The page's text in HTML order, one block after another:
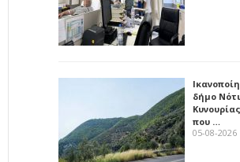
δήμο
που …
05-08-2026